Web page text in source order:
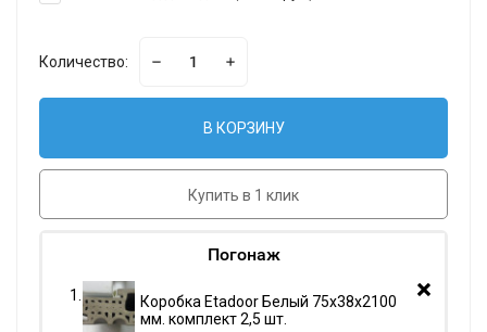
Количество:
В КОРЗИНУ
Купить в 1 клик
Погонаж
Коробка Etadoor Белый 75х38х2100
мм. комплект 2,5 шт.